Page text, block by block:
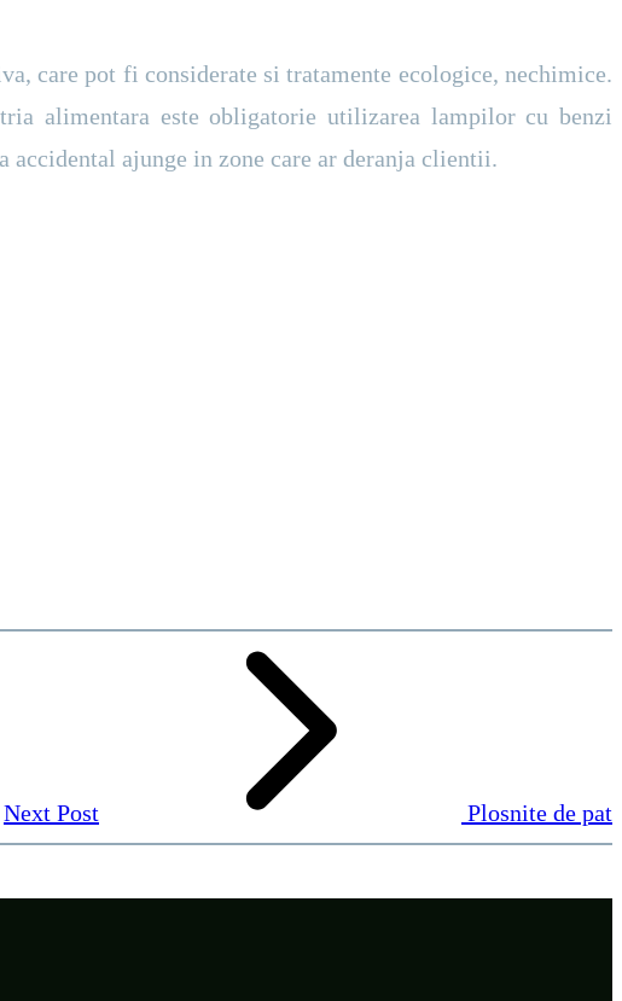
care pot fi considerate si tratamente ecologice, nechimice.
alimentara este obligatorie utilizarea lampilor cu benzi
accidental ajunge in zone care ar deranja clientii.
Next Post Plosnite de pat